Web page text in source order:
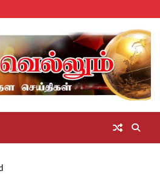
செய்திகள்
தமிழ்நாடுமாவட்டச்செய்திகள்
அரசியல்ஆன்மிகம்
சட்டம்
அறிவோம்
சினிமா